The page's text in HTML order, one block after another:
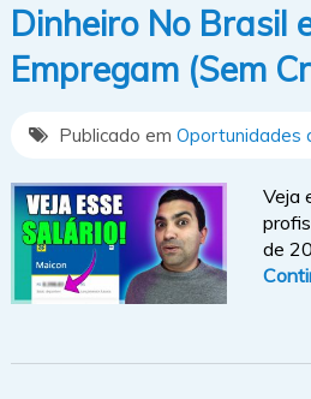
Dinheiro No Brasil
Empregam (Sem
Publicado em Oportunidades
Veja
de